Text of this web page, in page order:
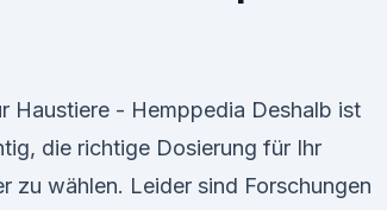
Haustiere - Hemppedia Deshalb ist
die richtige Dosierung für Ihr
zu wählen. Leider sind Forschungen